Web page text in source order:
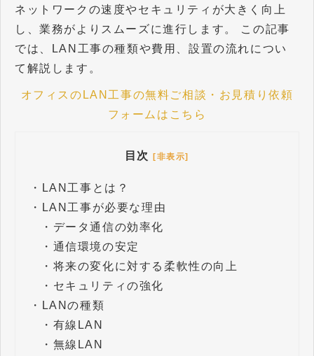
ネットワークの速度やセキュリティが大きく向上
し、業務がよりスムーズに進行します。 この記事
では、LAN工事の種類や費用、設置の流れについ
て解説します。
オフィスのLAN工事の無料ご相談・お見積り依頼
フォームはこちら
目次 [非表示]
・
LAN工事とは？
・
LAN工事が必要な理由
・ データ通信の効率化
・ 通信環境の安定
・ 将来の変化に対する柔軟性の向上
・ セキュリティの強化
・
LANの種類
・ 有線LAN
・ 無線LAN